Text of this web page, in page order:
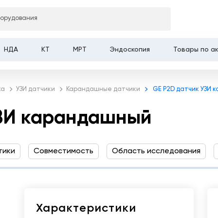
НДА КТ МРТ Эндоскопия Товары по
УЗИ датчики Карандашные датчики GE P2D датчик УЗИ
карандашный
Совместимость Область исследования
Характеристики